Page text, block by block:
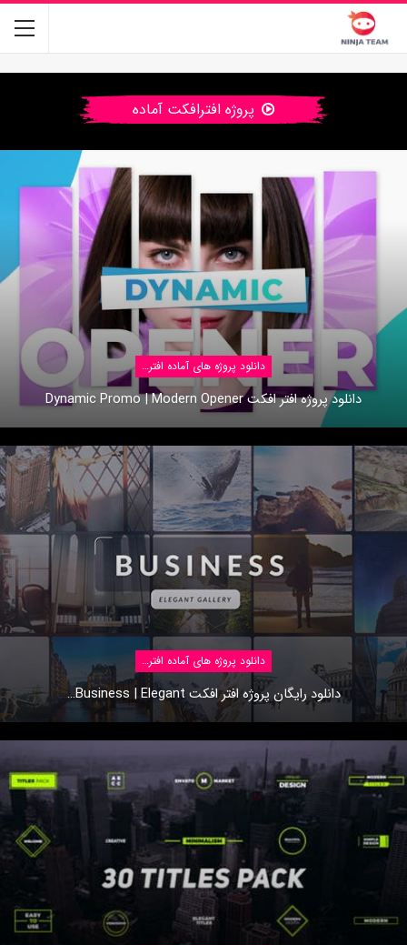
پروژه افترافکت آماده
دانلود پروژه های آماده افتر افکت
دانلود پروژه افتر افکت Dynamic Promo | Modern Opener
دانلود پروژه های آماده افتر افکت
دانلود رایگان پروژه افتر افکت Business | Elegant…